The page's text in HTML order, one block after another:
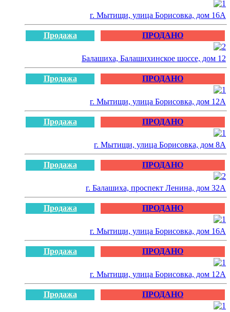
г. Мытищи, улица Борисовка, дом 16А
Продажа ПРОДАНО
Балашиха, Балашихинское шоссе, дом 12
Продажа ПРОДАНО
г. Мытищи, улица Борисовка, дом 12А
Продажа ПРОДАНО
г. Мытищи, улица Борисовка, дом 8А
Продажа ПРОДАНО
г. Балашиха, проспект Ленина, дом 32А
Продажа ПРОДАНО
г. Мытищи, улица Борисовка, дом 16А
Продажа ПРОДАНО
г. Мытищи, улица Борисовка, дом 12А
Продажа ПРОДАНО